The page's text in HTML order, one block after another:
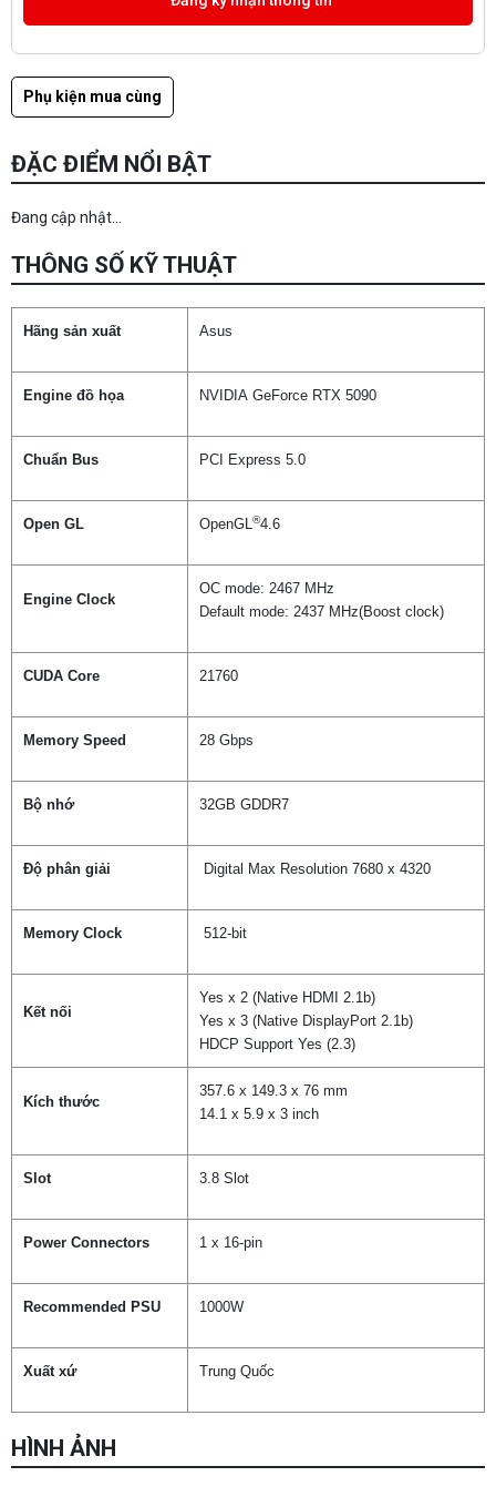
Phụ kiện mua cùng
ĐẶC ĐIỂM NỔI BẬT
Đang cập nhật...
THÔNG SỐ KỸ THUẬT
Hãng sản xuất Asus
Engine đồ họa NVIDIA GeForce RTX 5090
Chuẩn Bus PCI Express 5.0
Open GL OpenGL®4.6
Engine Clock
OC mode: 2467 MHz
Default mode: 2437 MHz(Boost clock)
CUDA Core 21760
Memory Speed 28 Gbps
Bộ nhớ 32GB GDDR7
Độ phân giải Digital Max Resolution 7680 x 4320
Memory Clock 512-bit
Kết nối
Yes x 2 (Native HDMI 2.1b)
Yes x 3 (Native DisplayPort 2.1b)
HDCP Support Yes (2.3)
Kích thước
357.6 x 149.3 x 76 mm
14.1 x 5.9 x 3 inch
Slot 3.8 Slot
Power Connectors 1 x 16-pin
Recommended PSU 1000W
Xuất xứ Trung Quốc
HÌNH ẢNH